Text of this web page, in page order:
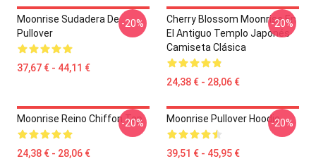
Moonrise Sudadera De
Pullover
37,67 € - 44,11 €
-20%
Cherry Blossom Moonrise En
El Antiguo Templo Japonés
Camiseta Clásica
24,38 € - 28,06 €
-20%
Moonrise Reino Chiffon Top
24,38 € - 28,06 €
-20% Moonrise Pullover Hoodie
39,51 € - 45,95 €
-20%